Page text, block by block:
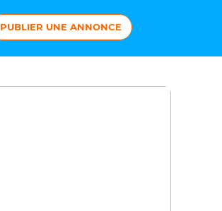
PUBLIER UNE ANNONCE